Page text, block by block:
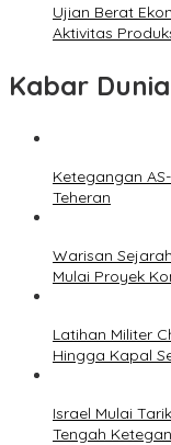
Ujian Berat
Aktivitas
Kabar Dunia
Ketegangan
Teheran
Warisan
Mulai Proyek
Latihan Militer
Hingga Kapal
Israel Mulai
Tengah